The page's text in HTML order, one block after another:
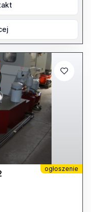
ogłoszenie